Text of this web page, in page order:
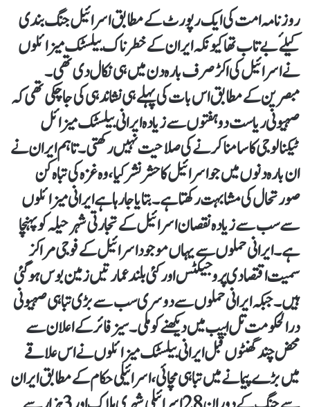
روزنامہ امت کی ایک رپورٹ کے مطابق اسرائیل جنگ بندی
کیلۓ بے تاب تھا کیونکہ ایران کے خطرناک بیلسٹک میزائلوں
نے اسرائیل کی اکڑ صرف بارہ دن میں ہی نکال دی تھی۔
مبصرین کے مطابق اس بات کی پہلے ہی نشاندہی کی جا چکی تھی کہ
صہیونی ریاست دو ہفتوں سے زیادہ ایرانی بیلسٹک میزائل
ٹیکنالوجی کا سامنا کرنے کی صلاحیت نہیں رکھتی۔ تاہم ایران نے
ان بارہ دنوں میں جو اسرائیل کا حشر نشر کیا، وہ غزہ کی تباہ کن
صورتحال کی مشابہت رکھتا ہے۔ بتایا جارہا ہے ایرانی میزائلوں
سے سب سے زیادہ نقصان اسرائیل کے تجارتی شہر حیلہ کو پہنچا
ہے۔ ایرانی حملوں سے یہاں موجود اسرائیل کے فوجی مراکز
سمیت اقتصادی پروجیکٹس اور کئی بلند عمارتیں زمین بوس ہو گئی
ہیں۔ جبکہ ایرانی حملوں سے دوسری سب سے بڑی تباہی صہیونی
درالحکومت تل ابیب میں دیکھنے کو ملی۔ سیز فائر کے اعلان سے
محض چند گھنٹوں قبل ایرانی بیلسٹک میزائلوں نے اس علاقے
میں بڑے پیمانے میں تباہی مچائی، اسرائیلی حکام کے مطابق ایران